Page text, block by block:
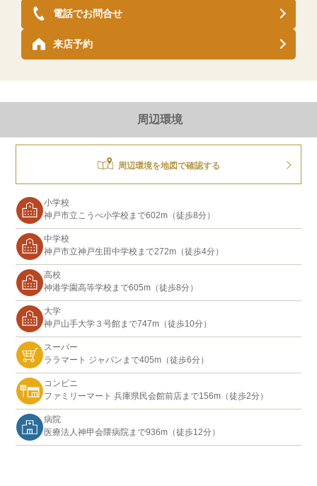
来店予約
電話でお問合せ
周辺環境
周辺環境を地図で確認する
小学校
神戸市立こうべ小学校まで602m（徒歩8分）
中学校
神戸市立神戸生田中学校まで272m（徒歩4分）
高校
神港学園高等学校まで605m（徒歩8分）
大学
神戸山手大学３号館まで747m（徒歩10分）
スーパー
ララマート ジャパンまで405m（徒歩6分）
コンビニ
ファミリーマート 兵庫県民会館前店まで156m（徒歩2分）
病院
医療法人神甲会隈病院まで936m（徒歩12分）